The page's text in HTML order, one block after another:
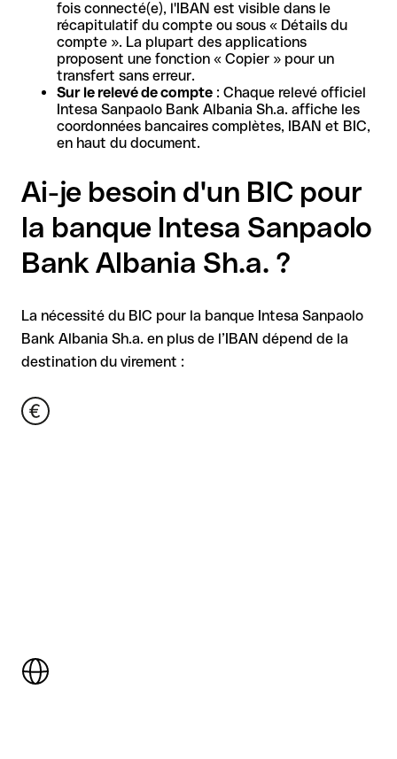
fois connecté(e), l'IBAN est visible dans le
récapitulatif du compte ou sous « Détails du
compte ». La plupart des applications
proposent une fonction « Copier » pour un
transfert sans erreur.
Sur le relevé de compte : Chaque relevé officiel
Intesa Sanpaolo Bank Albania Sh.a. affiche les
coordonnées bancaires complètes, IBAN et BIC,
en haut du document.
Ai-je besoin d'un BIC pour
la banque Intesa Sanpaolo
Bank Albania Sh.a. ?
La nécessité du BIC pour la banque Intesa Sanpaolo
Bank Albania Sh.a. en plus de l’IBAN dépend de la
destination du virement :